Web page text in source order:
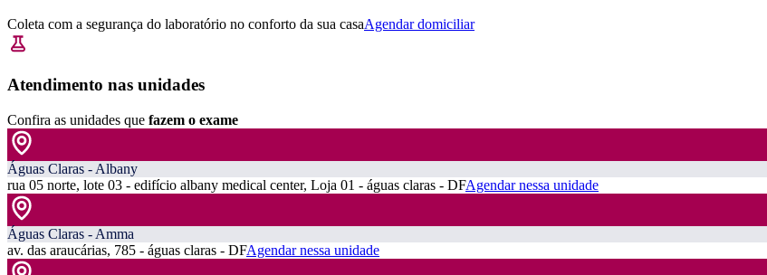
Coleta com a segurança do laboratório no conforto da sua casaAgendar domiciliar
Atendimento nas unidades
Confira as unidades que fazem o exame
Águas Claras - Albany
rua 05 norte, lote 03 - edifício albany medical center, Loja 01 - águas claras - DFAgendar nessa unidade
Águas Claras - Amma
av. das araucárias, 785 - águas claras - DFAgendar nessa unidade